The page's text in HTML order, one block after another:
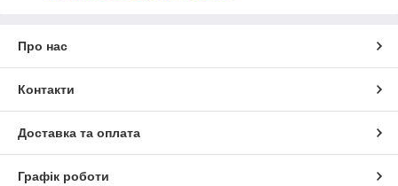
Про нас
Контакти
Доставка та оплата
Графік роботи